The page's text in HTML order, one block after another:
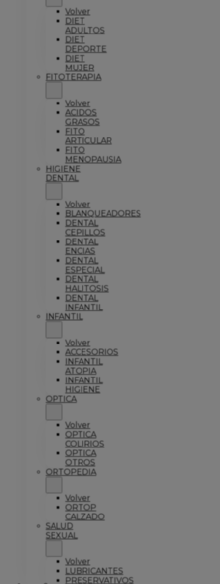
Volver
DIET
ADULTOS
DIET
DEPORTE
DIET
MUJER
FITOTERAPIA
Volver
ACIDOS
GRASOS
FITO
ARTICULAR
FITO
MENOPAUSIA
HIGIENE
DENTAL
Volver
BLANQUEADORES
DENTAL
CEPILLOS
DENTAL
ENCIAS
DENTAL
ESPECIAL
DENTAL
HALITOSIS
DENTAL
INFANTIL
INFANTIL
Volver
ACCESORIOS
INFANTIL
ATOPIA
INFANTIL
HIGIENE
OPTICA
Volver
OPTICA
COLIRIOS
OPTICA
OTROS
ORTOPEDIA
Volver
ORTOP
CALZADO
SALUD
SEXUAL
Volver
LUBRICANTES
PRESERVATIVOS